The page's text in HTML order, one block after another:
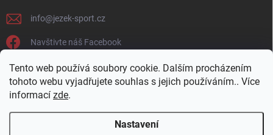
Tento web používá soubory cookie. Dalším procházením
tohoto webu vyjadřujete souhlas s jejich používáním.. Více
informací zde.
Nastavení
info@jezek-sport.cz
Navštivte náš Facebook
jezek_sport_np/